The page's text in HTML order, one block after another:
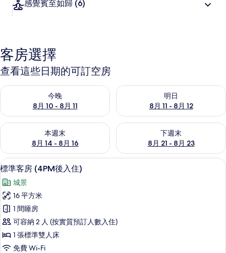
感覺賓至如歸 (6)
客房選擇
查看這些日期的可訂空房
今晚
8月 10 - 8月 11
查看今晚 8月 10 - 8月 11的可訂空房
明日
8月 11 - 8月 12
查看明日 8月 11 - 8月 12的可訂
本週末
8月 14 - 8月 16
查看本週末 8月 14 - 8月 16的可訂空房
下週末
8月 21 - 8月 23
查看下週末 8月 21 - 8月 23的
載
入
所
有
標
準
客
高級寢具、迷你吧贈品、房內夾萬、書
6
標準客房 (4PM後入住)
城景
16 平方米
1 間睡房
可容納 2 人 (按實質預訂人數入住)
1 張標準雙人床
免費 Wi-Fi